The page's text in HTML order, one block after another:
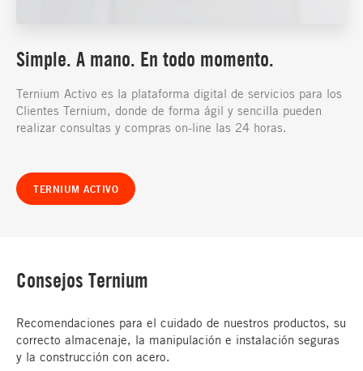
Simple. A mano. En todo momento.
Ternium Activo es la plataforma digital de servicios para los
Clientes Ternium, donde de forma ágil y sencilla pueden
realizar consultas y compras on-line las 24 horas.
TERNIUM ACTIVO
Consejos Ternium
Recomendaciones para el cuidado de nuestros productos, su
correcto almacenaje, la manipulación e instalación seguras
y la construcción con acero.